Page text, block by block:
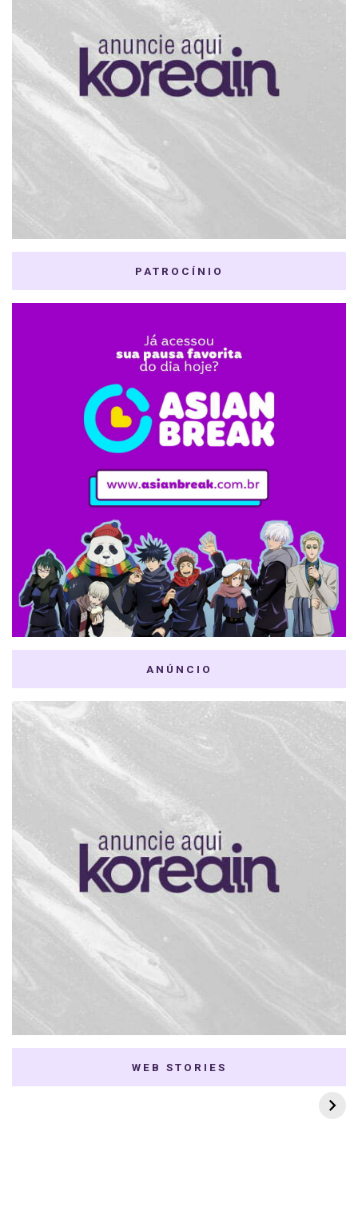
PATROCÍNIO
ANÚNCIO
WEB STORIES
7 K-dramas Enemies
to Lovers
Thai Dramas com
First e Khaotung